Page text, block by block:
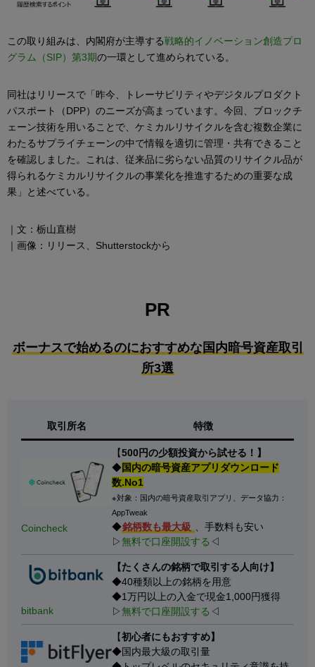
この取り組みは、内閣府が主導する戦略的イノベーション創造プロ
グラム（SIP）第3期の一環として進められている。
同社はリリースで「昨今、トレーサビリティやデジタルプロダクト
パスポート（DPP）のニーズが高まっています。今回、ブロックチ
ェーン技術を用いることで、ケミカルリサイクルを含む複数企業に
わたるサプライチェーンの中で情報を適切に管理・共有できること
を確認しました。これは、従来品に劣らない品質のリサイクル品が
得られるケミカルリサイクルの事業化を推進するための重要な成
果」と述べている。
｜文：栃山直樹
｜画像：リリース、Shutterstockから
PR
ボーナスで始めるのにおすすめな国内暗号資産取引
所3選
取引所名 特徴
Coincheck
【500円の少額投資から試せる！】
◆国内の暗号資産アプリダウンロード
数.No1
※対象：国内の暗号資産取引アプリ、データ協力：
AppTweak
◆銘柄数も最大級 、手数料も安い
▷無料で口座開設する ◁
bitbank
【たくさんの銘柄で取引する人向け】
◆40種類以上の銘柄を用意
◆1万円以上の入金で現金1,000円獲得
▷無料で口座開設する ◁
【初心者にもおすすめ】
◆国内最大級の取引量